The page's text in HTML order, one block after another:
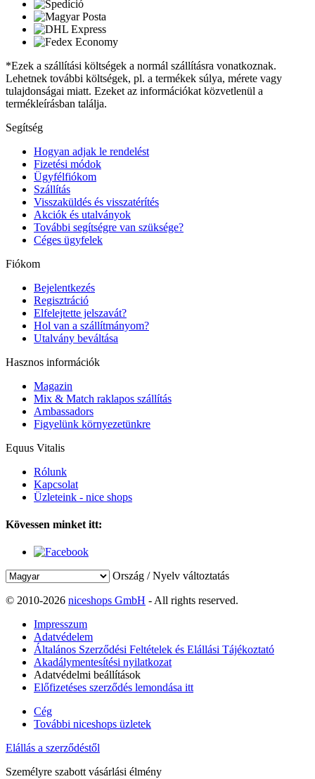
*Ezek a szállítási költségek a normál szállításra vonatkoznak.
Lehetnek további költségek, pl. a termékek súlya, mérete vagy
tulajdonságai miatt. Ezeket az információkat közvetlenül a
termékleírásban találja.
Segítség
Hogyan adjak le rendelést
Fizetési módok
Ügyfélfiókom
Szállítás
Visszaküldés és visszatérítés
Akciók és utalványok
További segítségre van szüksége?
Céges ügyfelek
Fiókom
Bejelentkezés
Regisztráció
Elfelejtette jelszavát?
Hol van a szállítmányom?
Utalvány beváltása
Hasznos információk
Magazin
Mix & Match raklapos szállítás
Ambassadors
Figyelünk környezetünkre
Equus Vitalis
Rólunk
Kapcsolat
Üzleteink - nice shops
Kövessen minket itt:
Ország / Nyelv változtatás
© 2010-2026 niceshops GmbH - All rights reserved.
Impresszum
Adatvédelem
Általános Szerződési Feltételek és Elállási Tájékoztató
Akadálymentesítési nyilatkozat
Adatvédelmi beállítások
Előfizetéses szerződés lemondása itt
Cég
További niceshops üzletek
Elállás a szerződéstől
Személyre szabott vásárlási élmény